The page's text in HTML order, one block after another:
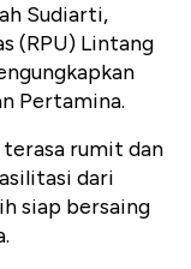
Sudiarti,
(RPU) Lintang
Pertamina.
rumit dan
dari
siap bersaing